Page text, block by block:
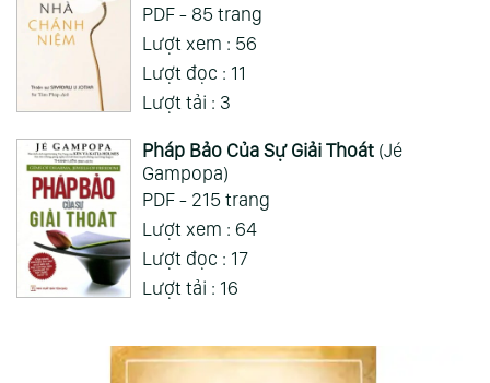
PDF - 85 trang
Lượt xem : 56
Lượt đọc : 11
Lượt tải : 3
Pháp Bảo Của Sự Giải Thoát(Jé
Gampopa)
PDF - 215 trang
Lượt xem : 64
Lượt đọc : 17
Lượt tải : 16